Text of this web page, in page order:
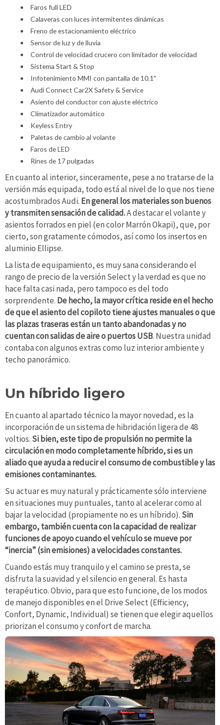
Faros full LED
Calaveras con luces intermitentes dinámicas
Freno de estacionamiento eléctrico
Sensor de luz y de lluvia
Control de velocidad crucero con limitador de velocidad
Sistema Start & Stop
Infotenimiento MMI con pantalla de 10.1"
Audi Connect Car2X Safety & Service
Asiento del conductor con ajuste eléctrico
Climatizador automático
Keyless Entry
Paletas de cambio al volante
Faros de LED
Rines de 17 pulgadas
En cuanto al interior, sinceramente, pese a no tratarse de la
versión más equipada, todo está al nivel de lo que nos tiene
acostumbrados Audi. En general los materiales son buenos
y transmiten sensación de calidad.A destacar el volante y
asientos forrados en piel (en color Marrón Okapi), que, por
cierto, son gratamente cómodos, así como los insertos en
aluminio Ellipse.
La lista de equipamiento, es muy sana considerando el
rango de precio de la versión Select y la verdad es que no
hace falta casi nada, pero tampoco es del todo
sorprendente. De hecho, la mayor crítica reside en el hecho
de que el asiento del copiloto tiene ajustes manuales o que
las plazas traseras están un tanto abandonadas y no
cuentan con salidas de aire o puertos USB. Nuestra unidad
contaba con algunos extras como luz interior ambiente y
techo panorámico.
Un híbrido ligero
En cuanto al apartado técnico la mayor novedad, es la
incorporación de un sistema de hibridación ligera de 48
voltios. Si bien, este tipo de propulsión no permite la
circulación en modo completamente híbrido, si es un
aliado que ayuda a reducir el consumo de combustible y las
emisiones contaminantes.
Su actuar es muy natural y prácticamente sólo interviene
en situaciones muy puntuales, tanto al acelerar como al
bajar la velocidad (propiamente no es un híbrido). Sin
embargo, también cuenta con la capacidad de realizar
funciones de apoyo cuando el vehículo se mueve por
“inercia” (sin emisiones) a velocidades constantes.
Cuando estás muy tranquilo y el camino se presta, se
disfruta la suavidad y el silencio en general. Es hasta
terapéutico. Obvio, para que esto funcione, de los modos
de manejo disponibles en el Drive Select (Efficiency,
Confort, Dynamic, Individual) se tienen que elegir aquellos
priorizan el consumo y confort de marcha.